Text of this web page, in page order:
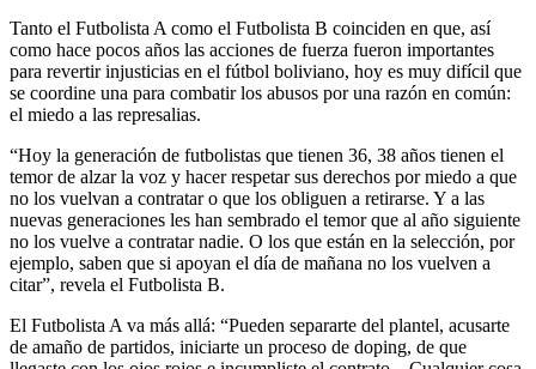
Tanto el Futbolista A como el Futbolista B coinciden en que, así
como hace pocos años las acciones de fuerza fueron importantes
para revertir injusticias en el fútbol boliviano, hoy es muy difícil que
se coordine una para combatir los abusos por una razón en común:
el miedo a las represalias.
“Hoy la generación de futbolistas que tienen 36, 38 años tienen el
temor de alzar la voz y hacer respetar sus derechos por miedo a que
no los vuelvan a contratar o que los obliguen a retirarse. Y a las
nuevas generaciones les han sembrado el temor que al año siguiente
no los vuelve a contratar nadie. O los que están en la selección, por
ejemplo, saben que si apoyan el día de mañana no los vuelven a
citar”, revela el Futbolista B.
El Futbolista A va más allá: “Pueden separarte del plantel, acusarte
de amaño de partidos, iniciarte un proceso de doping, de que